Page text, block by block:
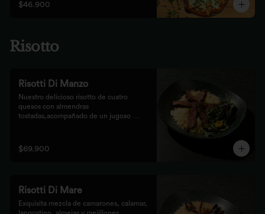
$46.900
Risotto
Risotti Di Manzo
Nuestro delicioso risotto de cuatro
quesos con almendras
tostadas,acompañado de un jugoso
$69.900
Risotti Di Mare
Exquisita mezcla de camarones, calamar,